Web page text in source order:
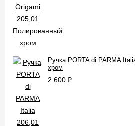
Ручка PORTA di PARMA
хром
2 600 ₽